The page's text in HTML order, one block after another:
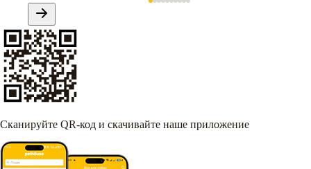
Сканируйте QR-код и скачивайте наше приложение